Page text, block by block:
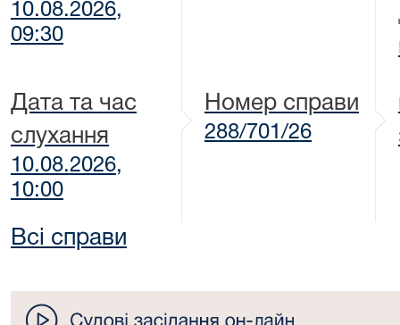
10.08.2026,
09:30
Дата та час
слухання
10.08.2026,
10:00
Номер справи
288/701/26
Всі справи